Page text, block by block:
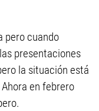
pero cuando
presentaciones
la situación está
en febrero